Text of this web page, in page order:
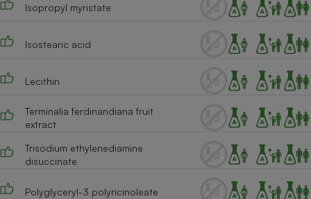
Isopropyl myristate
Isostearic acid
Lecithin
Terminalia ferdinandiana fruit
extract
Trisodium ethylenediamine
disuccinate
Polyglyceryl-3 polyricinoleate